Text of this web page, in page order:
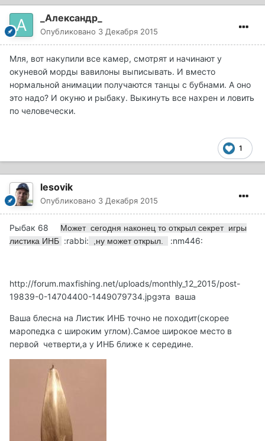
_Александр_
Опубликовано 3 Декабря 2015
Мля, вот накупили все камер, смотрят и начинают у
окуневой морды вавилоны выписывать. И вместо
нормальной анимации получаются танцы с бубнами. А оно
это надо? И окуню и рыбаку. Выкинуть все нахрен и ловить
по человечески.
1
lesovik
Опубликовано 3 Декабря 2015
Рыбак 68 Может сегодня наконец то открыл секрет игры
листика ИНБ :rabbi: ,ну может открыл. :nm446:
http://forum.maxfishing.net/uploads/monthly_12_2015/post-
19839-0-14704400-1449079734.jpgэта ваша
Ваша блесна на Листик ИНБ точно не походит(скорее
маропедка с широким углом).Самое широкое место в
первой четверти,а у ИНБ ближе к середине.